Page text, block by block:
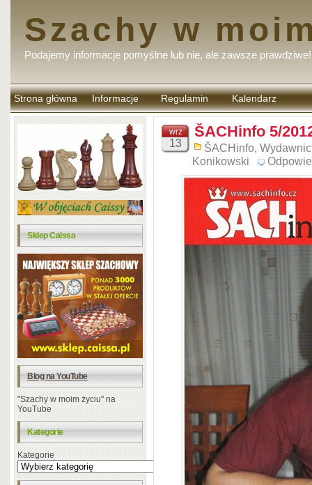
Szachy w
Podajemy informacje pomyślne lub nie, ale zawsze prawdziwe!
Strona główna Informacje Regulamin
komentarzy
Kalendarz
Sklep Caissa
Blog na YouTube
"Szachy w moim życiu" na
YouTube
Kategorie
Kategorie
wrz
13
ŠACHinfo 5/
ŠACHinfo,
Konikowski